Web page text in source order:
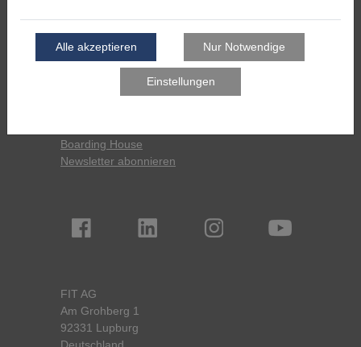
Pressemitteilungen
Pressespiegel
Download
Boarding House
Newsletter abonnieren
FIT AG
Am Grohberg 1
92331 Lupburg